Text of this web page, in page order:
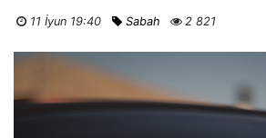
11 İyun 19:40 Sabah 2 821